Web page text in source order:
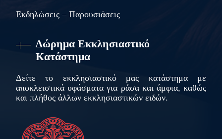
Εκδηλώσεις – Παρουσιάσεις
Δώρημα Εκκλησιαστικό
Κατάστημα
Δείτε το εκκλησιαστικό μας κατάστημα με
αποκλειστικά υφάσματα για ράσα και άμφια, καθώς
και πλήθος άλλων εκκλησιαστικών ειδών.